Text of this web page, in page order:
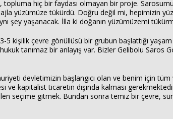
hiç bir faydası olmayan bir proje.
yüzümüze tükürdü. Doğru değil mi, hepimizin
şey yaşanacak. İlla ki doğanın yüzümüzemi
5 kişilik çevre gönüllüsü bir grubun başlattığı
tanımaz bir anlayış var. Bizler Gelibolu
devletimizin başlangıcı olan ve benim için tüm
ve kapitalist ticaretin dışında kalması
seçime gitmek. Bundan sonra temiz bir çevre,